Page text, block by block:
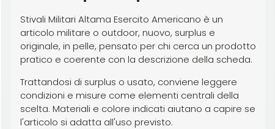
Stivali Militari Altama Esercito Americano è un
articolo militare o outdoor, nuovo, surplus e
originale, in pelle, pensato per chi cerca un prodotto
pratico e coerente con la descrizione della scheda.
Trattandosi di surplus o usato, conviene leggere
condizioni e misure come elementi centrali della
scelta. Materiali e colore indicati aiutano a capire se
l'articolo si adatta all'uso previsto.